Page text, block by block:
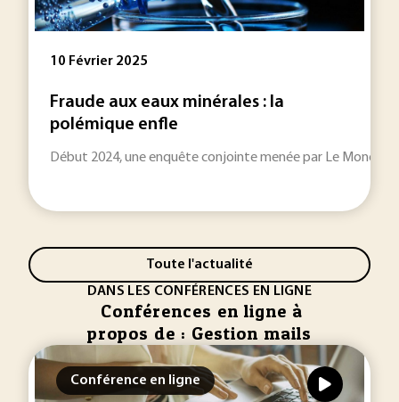
10 Février 2025
Fraude aux eaux minérales : la
polémique enfle
Début 2024, une enquête conjointe menée par Le Monde
Toute l'actualité
DANS LES CONFÉRENCES EN LIGNE
Conférences en ligne à
propos de : Gestion mails
Conférence en ligne